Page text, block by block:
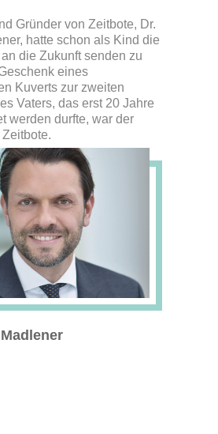
Gründer von Zeitbote, Dr.
hatte schon als Kind die
die Zukunft senden zu
eines
Kuverts zur zweiten
Vaters, das erst 20 Jahre
werden durfte, war der